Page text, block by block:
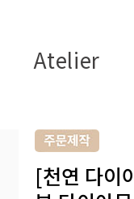
Atelier
[천연 다이